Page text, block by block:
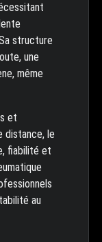
structure
une
même
et
distance, le
fiabilité et
au